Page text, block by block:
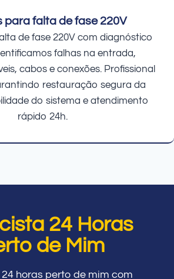
para falta de fase 220V
de fase 220V com diagnóstico
falhas na entrada,
cabos e conexões. Profissional
restauração segura da
do sistema e atendimento
rápido 24h.
24 Horas
de Mim
horas perto de mim com